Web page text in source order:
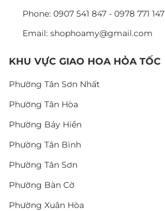
Phone: 0907 541 847 - 0978 771 147
Email: shophoamy@gmail.com
KHU VỰC GIAO HOA HỎA TỐC
Phường Tân Sơn Nhất
Phường Tân Hòa
Phường Bảy Hiền
Phường Tân Bình
Phường Tân Sơn
Phường Bàn Cờ
Phường Xuân Hòa